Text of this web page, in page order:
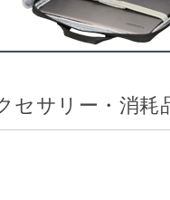
セサリー・消耗